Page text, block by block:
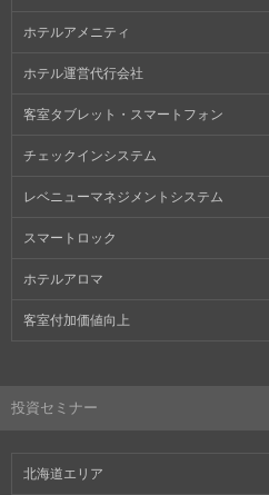
ホテルアメニティ
ホテル運営代行会社
客室タブレット・スマートフォン
チェックインシステム
レベニューマネジメントシステム
スマートロック
ホテルアロマ
客室付加価値向上
投資セミナー
北海道エリア